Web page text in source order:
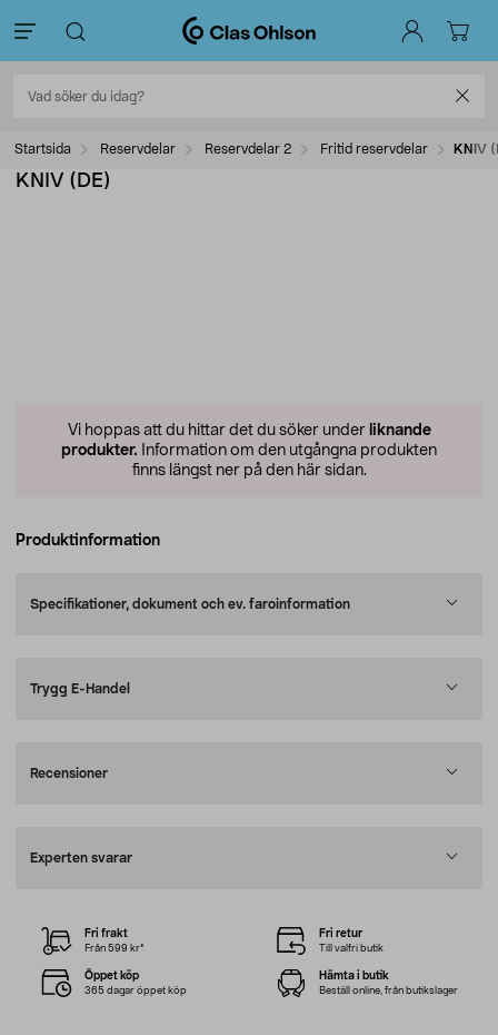
Startsida Reservdelar Reservdelar 2 Fritid reservdelar KNIV
KNIV (DE)
Vi hoppas att du hittar det du söker under liknande
produkter. Information om den utgångna produkten
finns längst ner på den här sidan.
Produktinformation
Specifikationer, dokument och ev. faroinformation
Trygg E-Handel
Recensioner
Experten svarar
Fri frakt
Från 599 kr*
Fri retur
Till valfri butik
Öppet köp
365 dagar öppet köp
Hämta i butik
Beställ online, från butikslager